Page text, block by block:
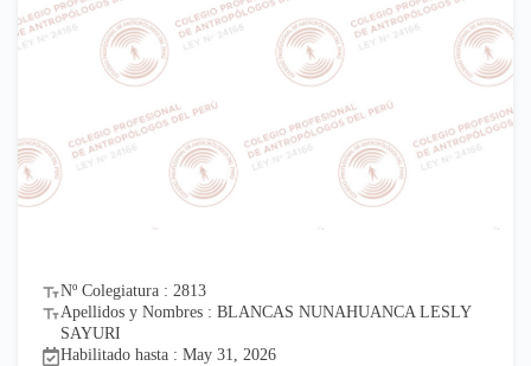
Nº Colegiatura : 2813
Apellidos y Nombres : BLANCAS NUNAHUANCA LESLY
SAYURI
Habilitado hasta : May 31, 2026